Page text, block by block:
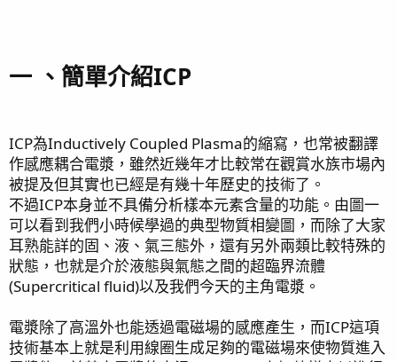
一 、簡單介紹ICP
ICP為Inductively Coupled Plasma的縮寫，也常被翻譯
作感應耦合電漿，雖然近幾年才比較常在觀賞水族市場內
被提及但其實也已經是有幾十年歷史的技術了。
不過ICP本身並不具備分析樣本元素含量的功能。由圖一
可以看到我們小時候學過的典型物質相變圖，而除了大家
耳熟能詳的固、液、氣三態外，還有另外兩類比較特殊的
狀態，也就是介於液態與氣態之間的超臨界流體
(Supercritical fluid)以及我們今天的主角電漿。
電漿除了高溫外也能透過電磁場的感應產生，而ICP這項
技術基本上就是利用線圈生成足夠的電磁場來使物質進入